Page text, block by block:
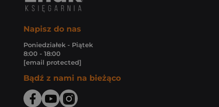
Napisz do nas
Poniedziałek - Piątek
8:00 - 18:00
[email protected]
Bądź z nami na bieżąco